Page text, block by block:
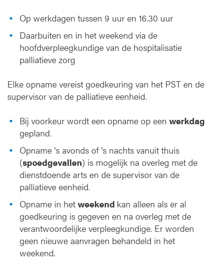
Op werkdagen tussen 9 uur en 16.30 uur
Daarbuiten en in het weekend via de
hoofdverpleegkundige van de hospitalisatie
palliatieve zorg
Elke opname vereist goedkeuring van het PST en de
supervisor van de palliatieve eenheid.
Bij voorkeur wordt een opname op een werkdag
gepland.
Opname 's avonds of 's nachts vanuit thuis
(spoedgevallen) is mogelijk na overleg met de
dienstdoende arts en de supervisor van de
palliatieve eenheid.
Opname in het weekend kan alleen als er al
goedkeuring is gegeven en na overleg met de
verantwoordelijke verpleegkundige. Er worden
geen nieuwe aanvragen behandeld in het
weekend.